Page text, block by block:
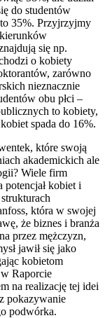
do studentów
35%. Przyjrzyjmy
się np.
o kobiety
zarówno
nieznacznie
obu płci –
to kobiety,
spada do 16%.
które swoją
akademickich ale
Wiele firm
kobiet i
która w swojej
że biznes i branża
przez mężczyzn,
jawił się jako
kobietom
Raporcie
na realizację tej idei
pokazywanie
podwórka.